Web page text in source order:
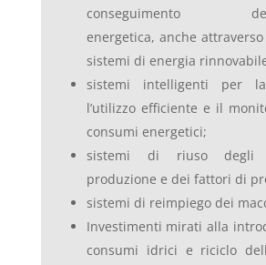
conseguimento
energetica, anche
sistemi di energia
sistemi intelligenti per
l’utilizzo efficiente e il
consumi energetici;
sistemi di riuso degli
produzione e dei fattori di
sistemi di reimpiego dei
Investimenti mirati alla
consumi idrici e riciclo